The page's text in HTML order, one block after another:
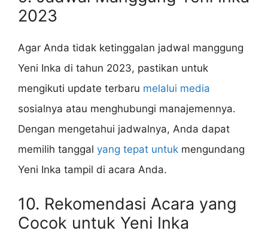
2023
Agar Anda tidak ketinggalan jadwal manggung
Yeni Inka di tahun 2023, pastikan untuk
mengikuti update terbaru melalui media
sosialnya atau menghubungi manajemennya.
Dengan mengetahui jadwalnya, Anda dapat
memilih tanggal yang tepat untuk mengundang
Yeni Inka tampil di acara Anda.
10. Rekomendasi Acara yang
Cocok untuk Yeni Inka